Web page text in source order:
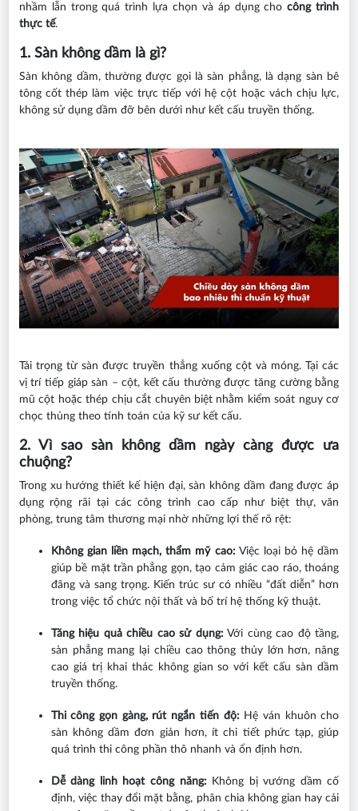
nhầm lẫn trong quá trình lựa chọn và áp dụng chocông trình
thực tế.
1. Sàn không dầm là gì?
Sàn không dầm, thường được gọi là sàn phẳng, là dạng sàn bê
tông cốt thép làm việc trực tiếp với hệ cột hoặc vách chịu lực,
không sử dụng dầm đỡ bên dưới như kết cấu truyền thống.
Tải trọng từ sàn được truyền thẳng xuống cột và móng. Tại các
vị trí tiếp giáp sàn – cột, kết cấu thường được tăng cường bằng
mũ cột hoặc thép chịu cắt chuyên biệt nhằm kiểm soát nguy cơ
chọc thủng theo tính toán của kỹ sư kết cấu.
2. Vì sao sàn không dầm ngày càng được ưa
chuộng?
Trong xu hướng thiết kế hiện đại, sàn không dầm đang được áp
dụng rộng rãi tại các công trình cao cấp như biệt thự, văn
phòng, trung tâm thương mại nhờ những lợi thế rõ rệt:
Không gian liền mạch, thẩm mỹ cao:Việc loại bỏ hệ dầm
giúp bề mặt trần phẳng gọn, tạo cảm giác cao ráo, thoáng
đãng và sang trọng. Kiến trúc sư có nhiều “đất diễn” hơn
trong việc tổ chức nội thất và bố trí hệ thống kỹ thuật.
Tăng hiệu quả chiều cao sử dụng:Với cùng cao độ tầng,
sàn phẳng mang lại chiều cao thông thủy lớn hơn, nâng
cao giá trị khai thác không gian so với kết cấu sàn dầm
truyền thống.
Thi công gọn gàng, rút ngắn tiến độ:Hệ ván khuôn cho
sàn không dầm đơn giản hơn, ít chi tiết phức tạp, giúp
quá trình thi công phần thô nhanh và ổn định hơn.
Dễ dàng linh hoạt công năng:Không bị vướng dầm cố
định, việc thay đổi mặt bằng, phân chia không gian hay cải